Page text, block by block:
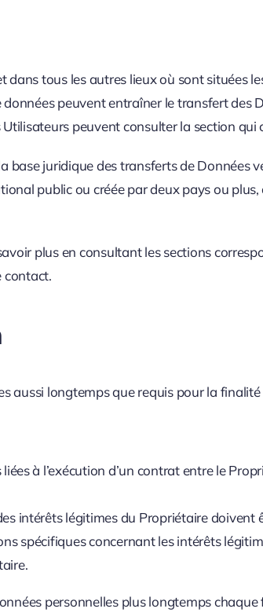
dans tous les autres lieux où sont situées
peuvent entraîner le transfert des
peuvent consulter la section
juridique des transferts de Données
public ou créée par deux pays ou
plus en consultant les sections
contact.
aussi longtemps que requis pour la
à l’exécution d’un contrat entre le
intérêts légitimes du Propriétaire
spécifiques concernant les intérêts
personnelles plus longtemps